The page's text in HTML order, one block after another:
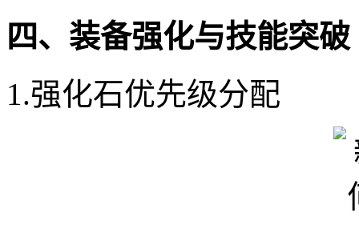
四、装备强化与技能突破
1.强化石优先级分配